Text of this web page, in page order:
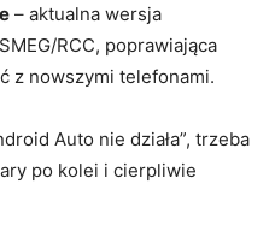
– aktualna wersja
RCC, poprawiająca
z nowszymi telefonami.
Auto nie działa”, trzeba
po kolei i cierpliwie